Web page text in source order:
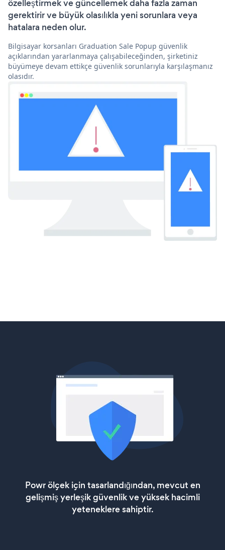
özelleştirmek ve güncellemek daha fazla zaman
gerektirir ve büyük olasılıkla yeni sorunlara veya
hatalara neden olur.
Bilgisayar korsanları Graduation Sale Popup güvenlik
açıklarından yararlanmaya çalışabileceğinden, şirketiniz
büyümeye devam ettikçe güvenlik sorunlarıyla karşılaşmanız
olasıdır.
Powr ölçek için tasarlandığından, mevcut en
gelişmiş yerleşik güvenlik ve yüksek hacimli
yeteneklere sahiptir.